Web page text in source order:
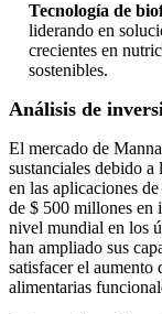
Tecnología de
liderando en
crecientes en
sostenibles.
Análisis de
El mercado de
sustanciales debido a
en las aplicaciones
de $ 500 millones en
nivel mundial en los
han ampliado sus
satisfacer el aumento
alimentarias